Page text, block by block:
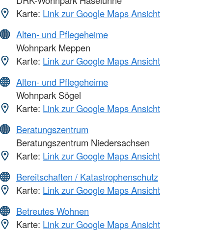
Karte: Link zur Google Maps Ansicht
Alten- und Pflegeheime
Wohnpark Meppen
Karte: Link zur Google Maps Ansicht
Alten- und Pflegeheime
Wohnpark Sögel
Karte: Link zur Google Maps Ansicht
Beratungszentrum
Beratungszentrum Niedersachsen
Karte: Link zur Google Maps Ansicht
Bereitschaften / Katastrophenschutz
Karte: Link zur Google Maps Ansicht
Betreutes Wohnen
Karte: Link zur Google Maps Ansicht